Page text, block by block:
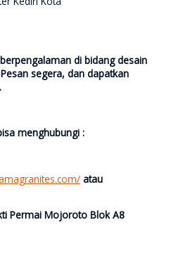
di bidang desain
segera, dan dapatkan
menghubungi :
atau
Permai Mojoroto Blok A8